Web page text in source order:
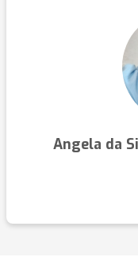
Angela da